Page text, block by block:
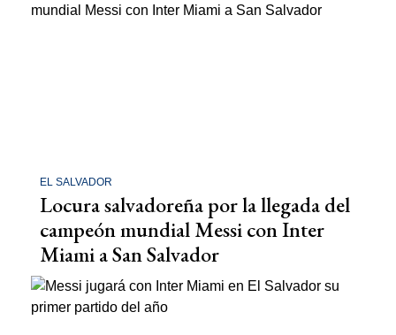
EL SALVADOR
Locura salvadoreña por la llegada del
campeón mundial Messi con Inter
Miami a San Salvador